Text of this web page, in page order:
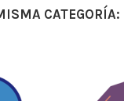
CATEGORÍA: